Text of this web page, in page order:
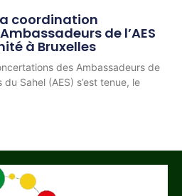
coordination
de l’AES
à Bruxelles
des Ambassadeurs de
Sahel (AES) s’est tenue, le